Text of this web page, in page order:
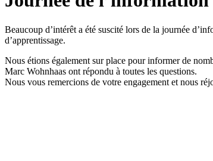
Beaucoup d’intérêt a été suscité lors de la journée
d’apprentissage.
Nous étions également sur place pour informer de
Marc Wohnhaas ont répondu à toutes les questions.
Nous vous remercions de votre engagement et nous